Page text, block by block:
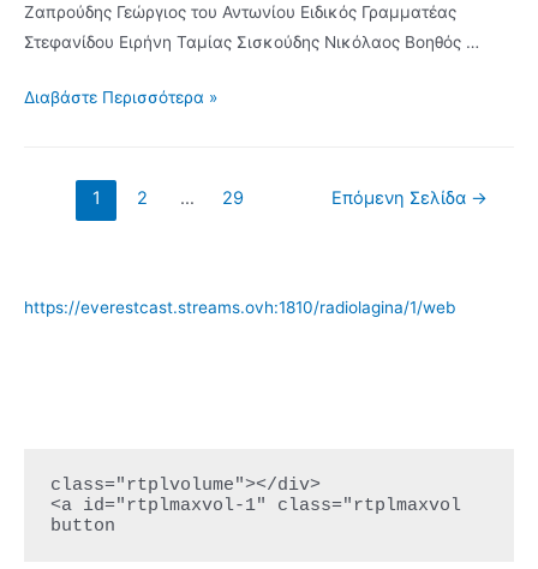
Ζαπρούδης Γεώργιος του Αντωνίου Ειδικός Γραμματέας
Στεφανίδου Ειρήνη Ταμίας Σισκούδης Νικόλαος Βοηθός …
Νέο
Πολιτιστικό
Διαβάστε Περισσότερα »
Σελιδοποίηση
άρθρων
1 2 … 29 Επόμενη Σελίδα →
https://everestcast.streams.ovh:1810/radiolagina/1/web
class="rtplvolume"></div>
<a id="rtplmaxvol-1" class="rtplmaxvol
button